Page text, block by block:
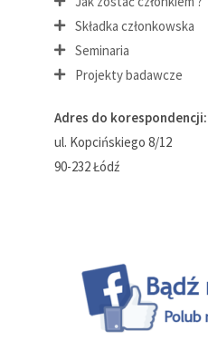
Składka członkowska
Seminaria
Projekty badawcze
Adres do korespondencji:
ul. Kopcińskiego 8/12
90-232 Łódź